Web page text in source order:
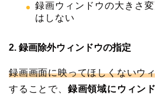
録画ウィンドウの大きさ
はしない
2. 録画除外ウィンドウの指定
録画画面に映ってほしくないウ
することで、 録画領域にウィン